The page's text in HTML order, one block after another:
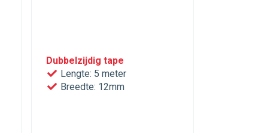
Dubbelzijdig tape
Lengte: 5 meter
Breedte: 12mm